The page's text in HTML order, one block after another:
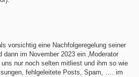
vorsichtig eine Nachfolgeregelung seiner
im November 2023 ein ‚Moderator
nur noch selten mitliest und ihm so wie
fehlgeleitete Posts, Spam, …. im